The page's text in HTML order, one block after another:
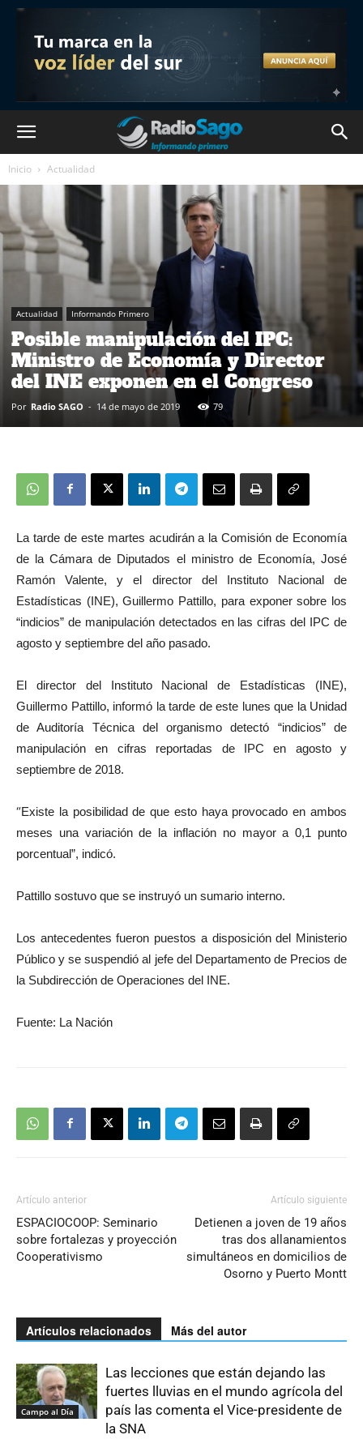
Inicio Actualidad
Actualidad Informando Primero
Posible manipulación del IPC:
Ministro de Economía y Director
del INE exponen en el Congreso
Por Radio SAGO - 14 de mayo de 2019 79
La tarde de este martes acudirán a la Comisión de Economía
de la Cámara de Diputados el ministro de Economía, José
Ramón Valente, y el director del Instituto Nacional de
Estadísticas (INE), Guillermo Pattillo, para exponer sobre los
“indicios” de manipulación detectados en las cifras del IPC de
agosto y septiembre del año pasado.
El director del Instituto Nacional de Estadísticas (INE),
Guillermo Pattillo, informó la tarde de este lunes que la Unidad
de Auditoría Técnica del organismo detectó “indicios” de
manipulación en cifras reportadas de IPC en agosto y
septiembre de 2018.
“Existe la posibilidad de que esto haya provocado en ambos
meses una variación de la inflación no mayor a 0,1 punto
porcentual”, indicó.
Pattillo sostuvo que se instruyó un sumario interno.
Los antecedentes fueron puestos a disposición del Ministerio
Público y se suspendió al jefe del Departamento de Precios de
la Subdirección de Operaciones del INE.
Fuente: La Nación
Artículo anterior
ESPACIOCOOP: Seminario
sobre fortalezas y proyección
Cooperativismo
Artículo siguiente
Detienen a joven de 19 años
tras dos allanamientos
simultáneos en domicilios de
Osorno y Puerto Montt
Artículos relacionados Más del autor
Campo al Día
Las lecciones que están dejando las
fuertes lluvias en el mundo agrícola del
país las comenta el Vice-presidente de
la SNA